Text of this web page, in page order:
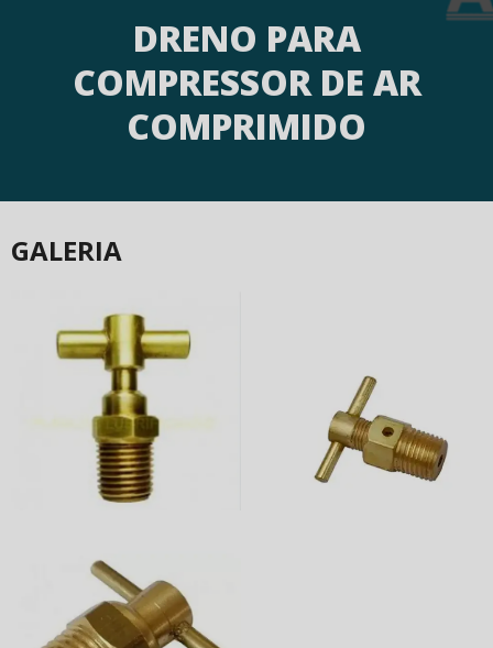
DRENO PARA
COMPRESSOR DE AR
COMPRIMIDO
GALERIA